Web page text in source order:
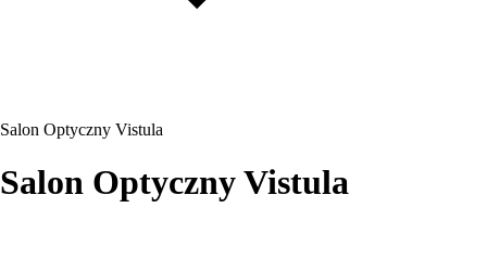
Salon Optyczny Vistula
Salon Optyczny Vistula